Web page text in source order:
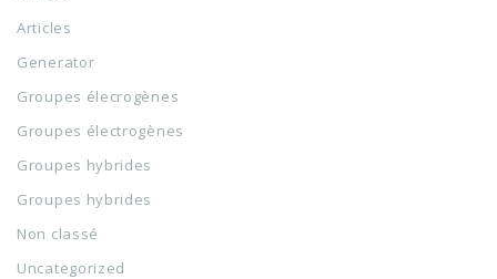
Articles
Generator
Groupes élecrogènes
Groupes électrogènes
Groupes hybrides
Groupes hybrides
Non classé
Uncategorized